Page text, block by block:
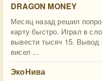
DRAGON MONEY
Месяц назад решил
карту быстро. Играл в
вывести тысяч 15. Вывод
висел ...
ЭкоНива